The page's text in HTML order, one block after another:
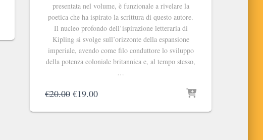
presentata nel volume, è funzionale a rivelare la
poetica che ha ispirato la scrittura di questo autore.
Il nucleo profondo dell’ispirazione letteraria di
Kipling si svolge sull’orizzonte della espansione
imperiale, avendo come filo conduttore lo sviluppo
della potenza coloniale britannica e, al tempo stesso,
…
€20.00 Il
originale
€19.00Il
attuale